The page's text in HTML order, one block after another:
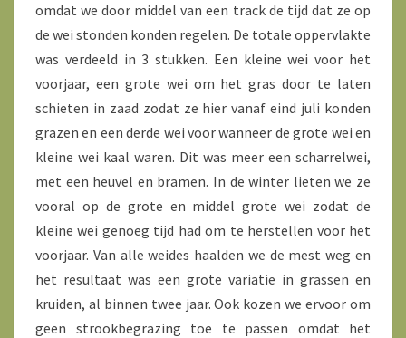
omdat we door middel van een track de tijd dat ze op
de wei stonden konden regelen. De totale oppervlakte
was verdeeld in 3 stukken. Een kleine wei voor het
voorjaar, een grote wei om het gras door te laten
schieten in zaad zodat ze hier vanaf eind juli konden
grazen en een derde wei voor wanneer de grote wei en
kleine wei kaal waren. Dit was meer een scharrelwei,
met een heuvel en bramen. In de winter lieten we ze
vooral op de grote en middel grote wei zodat de
kleine wei genoeg tijd had om te herstellen voor het
voorjaar. Van alle weides haalden we de mest weg en
het resultaat was een grote variatie in grassen en
kruiden, al binnen twee jaar. Ook kozen we ervoor om
geen strookbegrazing toe te passen omdat het